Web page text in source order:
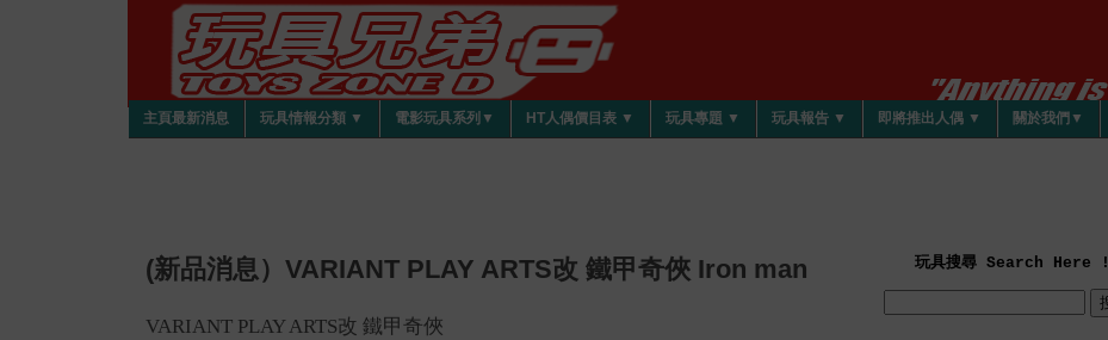
主頁最新消息 玩具情報分類 ▼ 電影玩具系列▼ HT人偶價目表 ▼ 玩具專題 ▼ 玩具報告 ▼ 即將推出人偶 ▼ 關於我們▼
(新品消息）VARIANT PLAY ARTS改 鐵甲奇俠 Iron man
VARIANT PLAY ARTS改 鐵甲奇俠
玩具搜尋 Search Here !